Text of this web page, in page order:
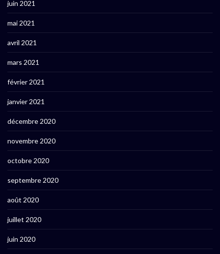
juin 2021
mai 2021
avril 2021
mars 2021
février 2021
janvier 2021
décembre 2020
novembre 2020
octobre 2020
septembre 2020
août 2020
juillet 2020
juin 2020